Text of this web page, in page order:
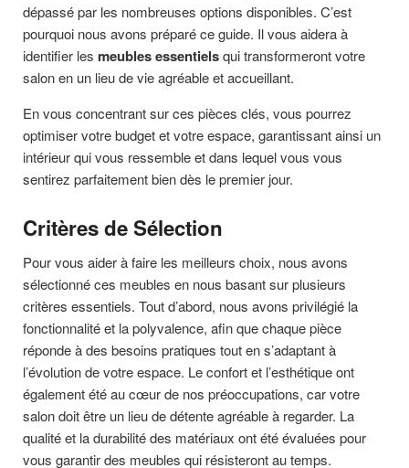
dépassé par les nombreuses options disponibles. C’est
pourquoi nous avons préparé ce guide. Il vous aidera à
identifier les meubles essentielsqui transformeront votre
salon en un lieu de vie agréable et accueillant.
En vous concentrant sur ces pièces clés, vous pourrez
optimiser votre budget et votre espace, garantissant ainsi un
intérieur qui vous ressemble et dans lequel vous vous
sentirez parfaitement bien dès le premier jour.
Critères de Sélection
Pour vous aider à faire les meilleurs choix, nous avons
sélectionné ces meubles en nous basant sur plusieurs
critères essentiels. Tout d’abord, nous avons privilégié la
fonctionnalité et la polyvalence, afin que chaque pièce
réponde à des besoins pratiques tout en s’adaptant à
l’évolution de votre espace. Le confort et l’esthétique ont
également été au cœur de nos préoccupations, car votre
salon doit être un lieu de détente agréable à regarder. La
qualité et la durabilité des matériaux ont été évaluées pour
vous garantir des meubles qui résisteront au temps.